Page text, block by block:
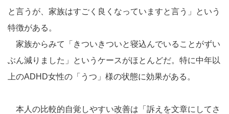
と言うが、家族はすごく良くなっていますと言う」という
特徴がある。
家族からみて「きついきついと寝込んでいることがずい
ぶん減りました」というケースがほとんどだ。特に中年以
上のADHD女性の「うつ」様の状態に効果がある。
本人の比較的自覚しやすい改善は「訴えを文章にしてさ